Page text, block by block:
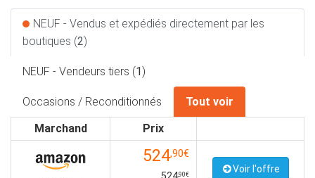
NEUF - Vendus et expédiés directement par les
boutiques (2)
NEUF - Vendeurs tiers (1)
Occasions / Reconditionnés
Tout voir
Marchand
Prix
524,90€
,90€
Voir l'offre